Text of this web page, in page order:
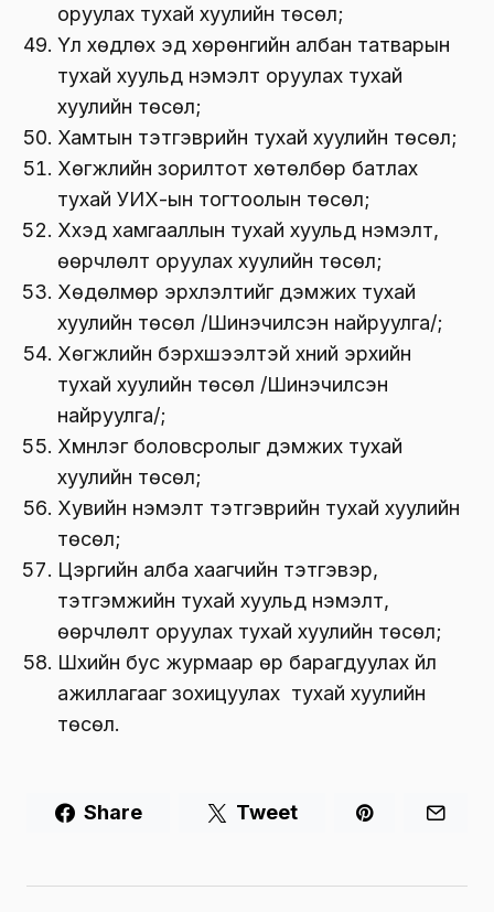
оруулах тухай хуулийн төсөл;
Үл хөдлөх эд хөрөнгийн албан татварын
тухай хуульд нэмэлт оруулах тухай
хуулийн төсөл;
Хамтын тэтгэврийн тухай хуулийн төсөл;
Хөгжлийн зорилтот хөтөлбөр батлах
тухай УИХ-ын тогтоолын төсөл;
Хүүхэд хамгааллын тухай хуульд нэмэлт,
өөрчлөлт оруулах хуулийн төсөл;
Хөдөлмөр эрхлэлтийг дэмжих тухай
хуулийн төсөл /Шинэчилсэн найруулга/;
Хөгжлийн бэрхшээлтэй хүний эрхийн
тухай хуулийн төсөл /Шинэчилсэн
найруулга/;
Хүмүүнлэг боловсролыг дэмжих тухай
хуулийн төсөл;
Хувийн нэмэлт тэтгэврийн тухай хуулийн
төсөл;
Цэргийн алба хаагчийн тэтгэвэр,
тэтгэмжийн тухай хуульд нэмэлт,
өөрчлөлт оруулах тухай хуулийн төсөл;
Шүүхийн бус журмаар өр барагдуулах үйл
ажиллагааг зохицуулах тухай хуулийн
төсөл.
Share Tweet